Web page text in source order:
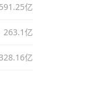
亿
263.1亿
亿